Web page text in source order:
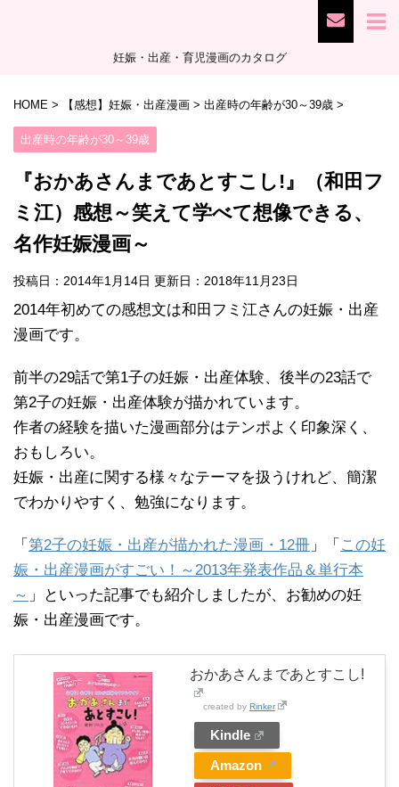
妊娠・出産・育児漫画のカタログ
HOME > 【感想】妊娠・出産漫画 > 出産時の年齢が30～39歳 >
出産時の年齢が30～39歳
『おかあさんまであとすこし!』（和田フ
ミ江）感想～笑えて学べて想像できる、
名作妊娠漫画～
投稿日：2014年1月14日 更新日： 2018年11月23日
2014年初めての感想文は和田フミ江さんの妊娠・出産
漫画です。
前半の29話で第1子の妊娠・出産体験、後半の23話で
第2子の妊娠・出産体験が描かれています。
作者の経験を描いた漫画部分はテンポよく印象深く、
おもしろい。
妊娠・出産に関する様々なテーマを扱うけれど、簡潔
でわかりやすく、勉強になります。
「 第2子の妊娠・出産が描かれた漫画・12冊 」「 この妊
娠・出産漫画がすごい！～2013年発表作品＆単行本
～ 」といった記事でも紹介しましたが、お勧めの妊
娠・出産漫画です。
おかあさんまであとすこし!
created by Rinker
Kindle
Amazon